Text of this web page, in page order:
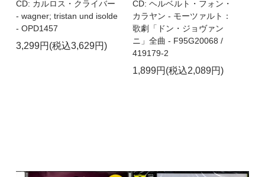
CD: カルロス・クライバー
- wagner; tristan und isolde
- OPD1457
3,299円(税込3,629円)
CD: ヘルベルト・フォン・
カラヤン - モーツァルト：
歌劇「ドン・ジョヴァン
ニ」全曲 - F95G20068 /
419179-2
1,899円(税込2,089円)